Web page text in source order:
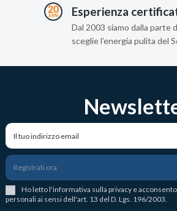
Esperienza
Dal 2003 siamo dalla parte
sceglie l’energia pulita del
Registrati ora
Ho letto l'informativa sulla privacy e
personali ai sensi dell'art. 13 del D. Lgs. 196/2003.